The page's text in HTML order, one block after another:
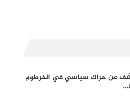
عن حراك سياسي في الخرطوم